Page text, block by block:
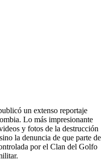
un extenso reportaje
Lo más impresionante
y fotos de la destrucción
la denuncia de que parte de
por el Clan del Golfo